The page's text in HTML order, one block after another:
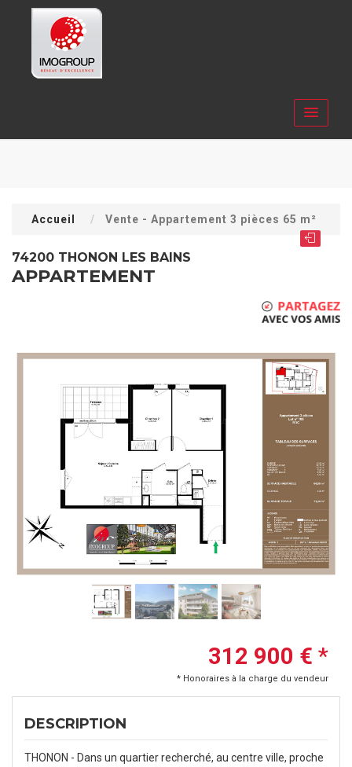
Accueil Vente - Appartement 3 pièces 65 m²
74200 THONON LES BAINS
APPARTEMENT
312 900 € *
* Honoraires à la charge du vendeur
DESCRIPTION
THONON - Dans un quartier recherché, au centre ville, proche